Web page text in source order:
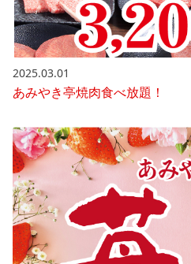
2025.03.01
あみやき亭焼肉食べ放題！